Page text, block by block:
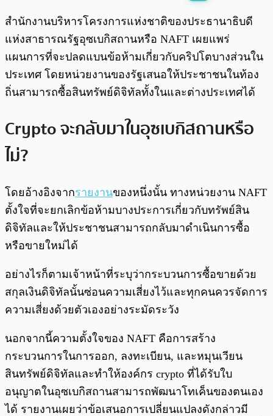
พร้อมเล่น 0:00
สำนักงานบริหารโครงการแห่งชาติของประธานาธิบดี
แห่งสาธารณรัฐอุซเบกิสถานหรือ NAFT เผยแพร่
แผนการที่จะปลดแบนข้อห้ามเกี่ยวกับคริปโตบางส่วนใน
ประเทศ โดยหน่วยงานของรัฐเสนอให้ประชาชนในท้อง
ถิ่นสามารถซื้อสินทรัพย์ดิจิทัลทั้งในและต่างประเทศได้
Crypto จะกลับมาในอุซเบกิสถานหรือ
ไม่?
โดยอ้างอิงจากรายงานของหนึ่งนั้น ทางหน่วยงาน NAFT
ตั้งใจที่จะยกเลิกข้อห้ามบางประการเกี่ยวกับทรัพย์สิน
ดิจิทัลและให้ประชาชนสามารถกลับมาดำเนินการซื้อ
หรือขายใหม่ได้
อย่างไรก็ตามเจ้าหน้าที่ระบุว่ากระบวนการซื้อขายด้วย
สกุลเงินดิจิทัลนั้นซ่อนความเสี่ยงไว้และทุกคนควรจัดการ
ความเสี่ยงด้วยตัวเองอย่างระมัดระวัง
นอกจากนี้ความตั้งใจของ NAFT คือการสร้าง
กระบวนการในการออก, ลงทะเบียน, และหมุนเวียน
สินทรัพย์ดิจิทัลและทำให้องค์กร crypto ที่ได้รับใบ
อนุญาตในอุซเบกิสถานสามารถพัฒนาโทเค็นของตนเอง
ได้ รายงานเผยว่าข้อเสนอการเปลี่ยนแปลงดังกล่าวมี